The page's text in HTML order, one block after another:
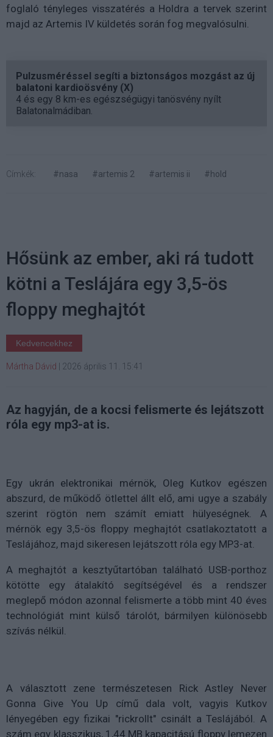
foglaló tényleges visszatérés a Holdra a tervek szerint
majd az Artemis IV küldetés során fog megvalósulni.
Pulzusméréssel segíti a biztonságos mozgást az új
balatoni kardioösvény (X)
4 és egy 8 km-es egészségügyi tanösvény nyílt
Balatonalmádiban.
Címkék: #nasa #artemis 2 #artemis ii #hold
Hősünk az ember, aki rá tudott
kötni a Teslájára egy 3,5-ös
floppy meghajtót
Kedvencekhez
Mártha Dávid 2026 április 11. 15:41
Az hagyján, de a kocsi felismerte és lejátszott
róla egy mp3-at is.
Egy ukrán elektronikai mérnök, Oleg Kutkov egészen
abszurd, de működő ötlettel állt elő, ami ugye a szabály
szerint rögtön nem számít emiatt hülyeségnek. A
mérnök egy 3,5-ös floppy meghajtót csatlakoztatott a
Teslájához, majd sikeresen lejátszott róla egy MP3-at.
A meghajtót a kesztyűtartóban található USB-porthoz
kötötte egy átalakító segítségével és a rendszer
meglepő módon azonnal felismerte a több mint 40 éves
technológiát mint külső tárolót, bármilyen különösebb
szívás nélkül.
A választott zene természetesen Rick Astley Never
Gonna Give You Up című dala volt, vagyis Kutkov
lényegében egy fizikai "rickrollt" csinált a Teslájából. A
szám egy klasszikus, 1,44 MB kapacitású floppy lemezen